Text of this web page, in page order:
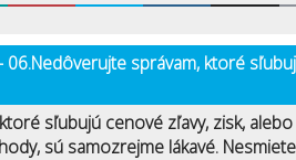
- 06.Nedôverujte správam, ktoré
sľubujú cenové zľavy, zisk, alebo
sú samozrejme lákavé.